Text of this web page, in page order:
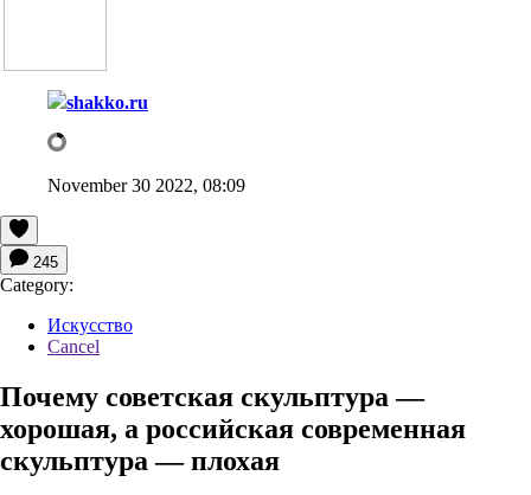
shakko.ru
November 30 2022, 08:09
245
Category:
Искусство
Cancel
Почему советская скульптура —
хорошая, а российская современная
скульптура — плохая